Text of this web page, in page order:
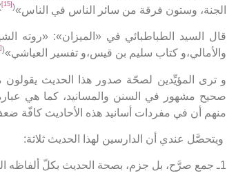
الجنة، وستون فرقة من سائر الناس في الناس»(
[15]
قال السيد الطباطبائي في «الميزان»: «روته
والأمالي،و كتاب سليم بن قيس،و تفسير العياشي»(
[16]
و ترى المؤيِّدين لصحّة صدور هذا الحديث يقولون
صحيح مشهور في السنن والمسانيد، كما هي عبارة
منهم أن في مفردات أسانيد هذه الأحاديث كافّة
ويتحصَّل عندي أن الدارسين لهذا الحديث ثلاثة:
1ـ جمع صرَّح، بل جزم، بصحة الحديث بكلّ ألفاظه المرويّ بها، على اختلافها.